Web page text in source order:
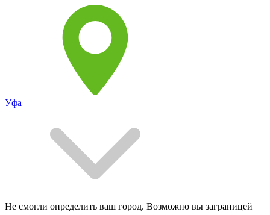
Уфа
Не смогли определить ваш город. Возможно вы заграницей